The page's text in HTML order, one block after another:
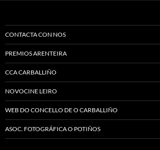
CONTACTA CON NOS
PREMIOS ARENTEIRA
CCA CARBALLIÑO
NOVOCINE LEIRO
WEB DO CONCELLO DE O CARBALLIÑO
ASOC. FOTOGRÁFICA O POTIÑOS